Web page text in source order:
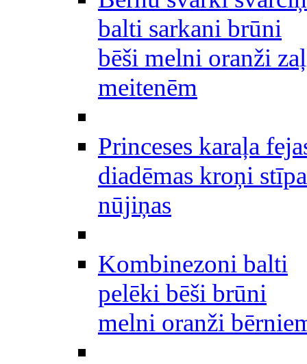
balti sarkani brūni
bēši melni oranži
meitenēm
Princeses karaļa
diadēmas kroņi
nūjiņas
Kombinezoni balti
pelēki bēši brūni
melni oranži